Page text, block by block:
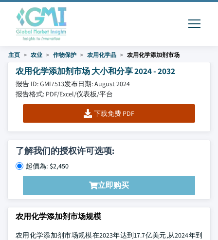
主页 农业 作物保护 农用化学品 农用化学添加剂市场
农用化学添加剂市场 大小和分享 2024 - 2032
报告 ID: GMI7513发布日期: August 2024
报告格式: PDF/Excel/仪表板/平台
下载免费 PDF
了解我们的授权许可选项:
起價為: $2,450
立即购买
农用化学添加剂市场规模
农用化学添加剂市场规模在2023年达到17.7亿美元,从2024年到